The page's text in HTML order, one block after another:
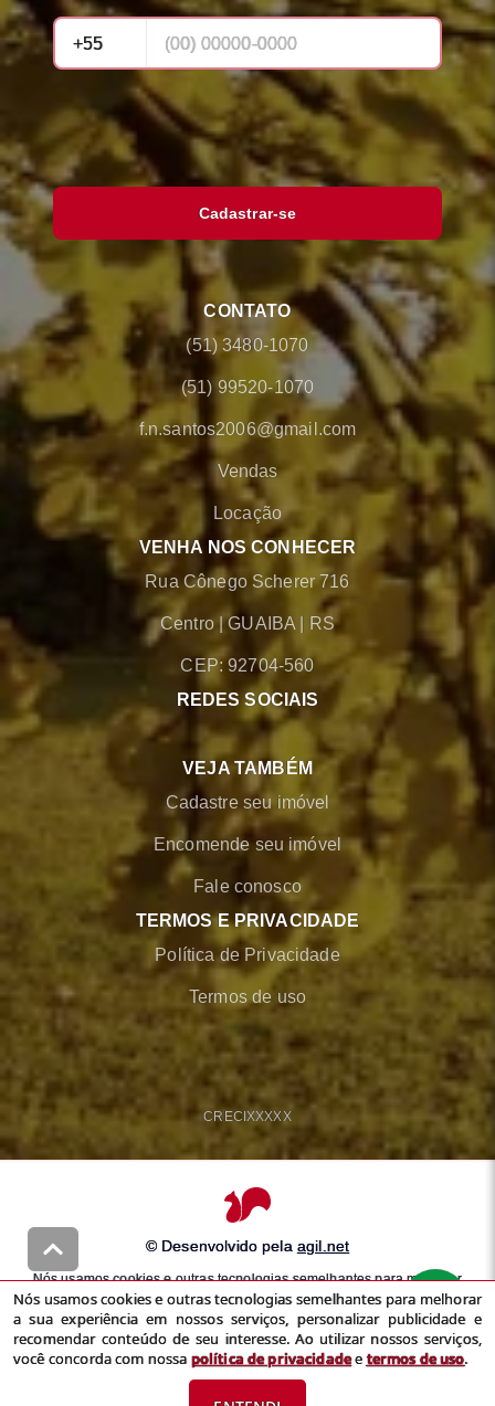
Cadastrar-se
CONTATO
(51) 3480-1070
(51) 99520-1070
f.n.santos2006@gmail.com
Vendas
Locação
VENHA NOS CONHECER
Rua Cônego Scherer 716
Centro |GUAIBA RS
CEP: 92704-560
REDES SOCIAIS
VEJA TAMBÉM
Cadastre seu imóvel
Encomende seu imóvel
Fale conosco
TERMOS E PRIVACIDADE
Política de Privacidade
Termos de uso
CRECIXXXXX
© Desenvolvido pela agil.net
Nós usamos cookies e outras tecnologias semelhantes para melhorar
a sua experiência em nossos serviços, personalizar publicidade e
recomendar conteúdo de seu interesse. Ao utilizar nossos serviços,
você concorda com nossapolítica de privacidadeetermos de uso
Nós usamos cookies e outras tecnologias semelhantes para melhorar
a sua experiência em nossos serviços, personalizar publicidade e
recomendar conteúdo de seu interesse. Ao utilizar nossos serviços,
você concorda com nossa política de privacidadeetermos de uso.